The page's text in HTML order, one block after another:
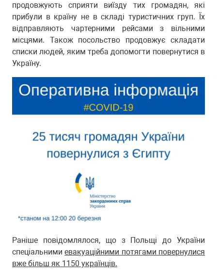
продовжують сприяти виїзду тих громадян, які
прибули в країну не в складі туристичних груп. Їх
відправляють чартерними рейсами з вільними
місцями. Також посольство продовжує складати
списки людей, яким треба допомогти повернутися в
Україну.
Раніше повідомлялося, що з Польщі до України
спеціальнимиевакуаційними потягами повернулися
вже більш як 1150 українців.